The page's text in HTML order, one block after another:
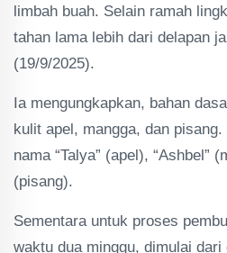
limbah buah. Selain ramah
tahan lama lebih dari delapan
(19/9/2025).
Ia mengungkapkan, bahan
kulit apel, mangga, dan
nama “Talya” (apel), “Ashbel”
(pisang).
Sementara untuk proses
waktu dua minggu, dimulai